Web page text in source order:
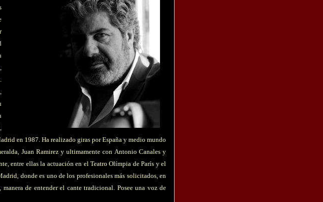
en 1987. Ha realizado giras por España y medio mundo
Juan Ramirez y ultimamente con Antonio Canales y
entre ellas la actuación en el Teatro Olímpia de París y el
donde es uno de los profesionales más solicitados, en
de entender el cante tradicional. Posee una voz de